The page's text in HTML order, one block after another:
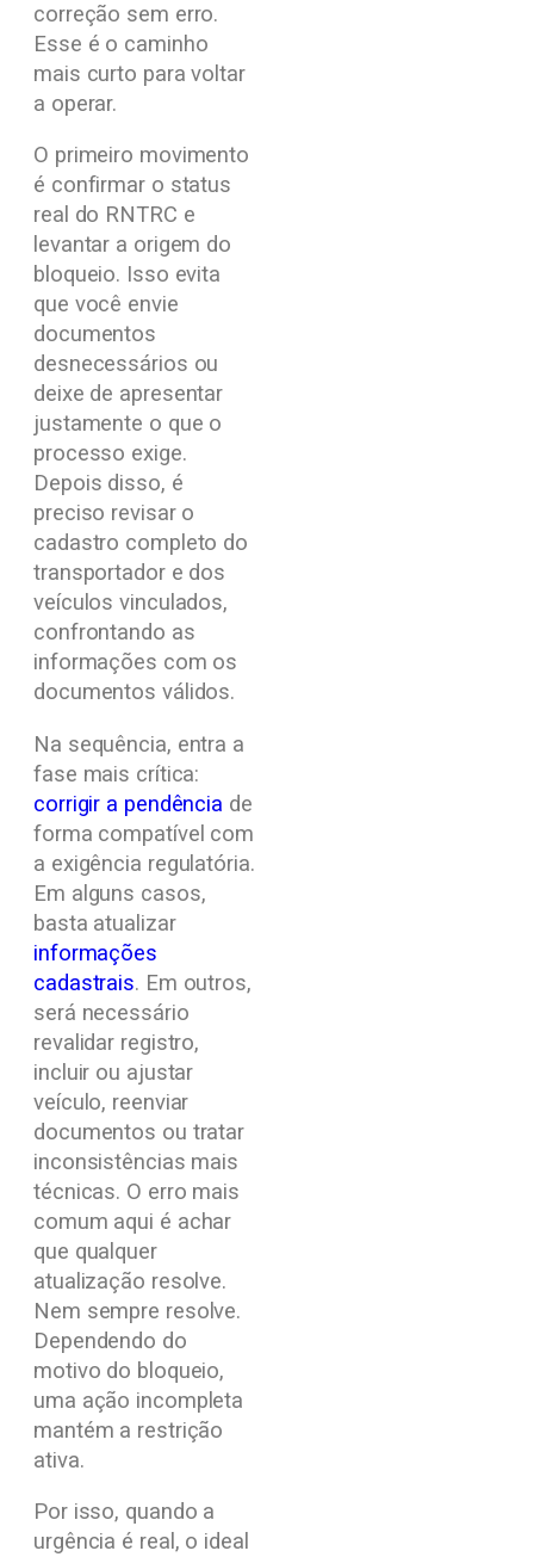
correção sem erro.
Esse é o caminho
mais curto para voltar
a operar.
O primeiro movimento
é confirmar o status
real do RNTRC e
levantar a origem do
bloqueio. Isso evita
que você envie
documentos
desnecessários ou
deixe de apresentar
justamente o que o
processo exige.
Depois disso, é
preciso revisar o
cadastro completo do
transportador e dos
veículos vinculados,
confrontando as
informações com os
documentos válidos.
Na sequência, entra a
fase mais crítica:
corrigir a pendência de
forma compatível com
a exigência regulatória.
Em alguns casos,
basta atualizar
informações
cadastrais. Em outros,
será necessário
revalidar registro,
incluir ou ajustar
veículo, reenviar
documentos ou tratar
inconsistências mais
técnicas. O erro mais
comum aqui é achar
que qualquer
atualização resolve.
Nem sempre resolve.
Dependendo do
motivo do bloqueio,
uma ação incompleta
mantém a restrição
ativa.
Por isso, quando a
urgência é real, o ideal